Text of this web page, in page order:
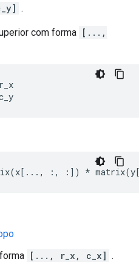
.
com forma [...,
:, :]) *
[..., r_x, c_x] .